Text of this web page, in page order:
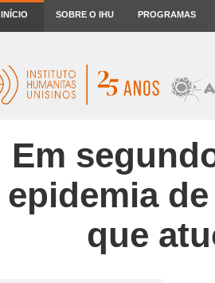
INÍCIO SOBRE O IHU PROGRAMAS
Em
epidemia
que